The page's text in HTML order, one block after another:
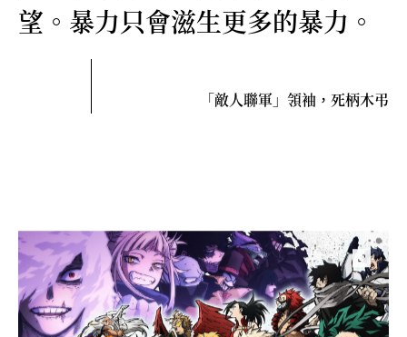
望。暴力只會滋生更多的暴力。
「敵人聯軍」領袖 ， 死柄木弔